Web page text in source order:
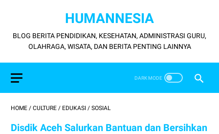
HUMANNESIA
BLOG BERITA PENDIDIKAN, KESEHATAN, ADMINISTRASI GURU,
OLAHRAGA, WISATA, DAN BERITA PENTING LAINNYA
HOME / CULTURE / EDUKASI / SOSIAL
Disdik Aceh Salurkan Bantuan dan Bersihkan